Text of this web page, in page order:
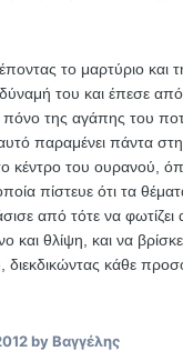
το μαρτύριο και
του και έπεσε
της αγάπης του
αυτό παραμένει πάντα
κέντρο του ουρανού,
πίστευε ότι τα
από τότε να
και θλίψη, και να
κάθε
by Βαγγέλης